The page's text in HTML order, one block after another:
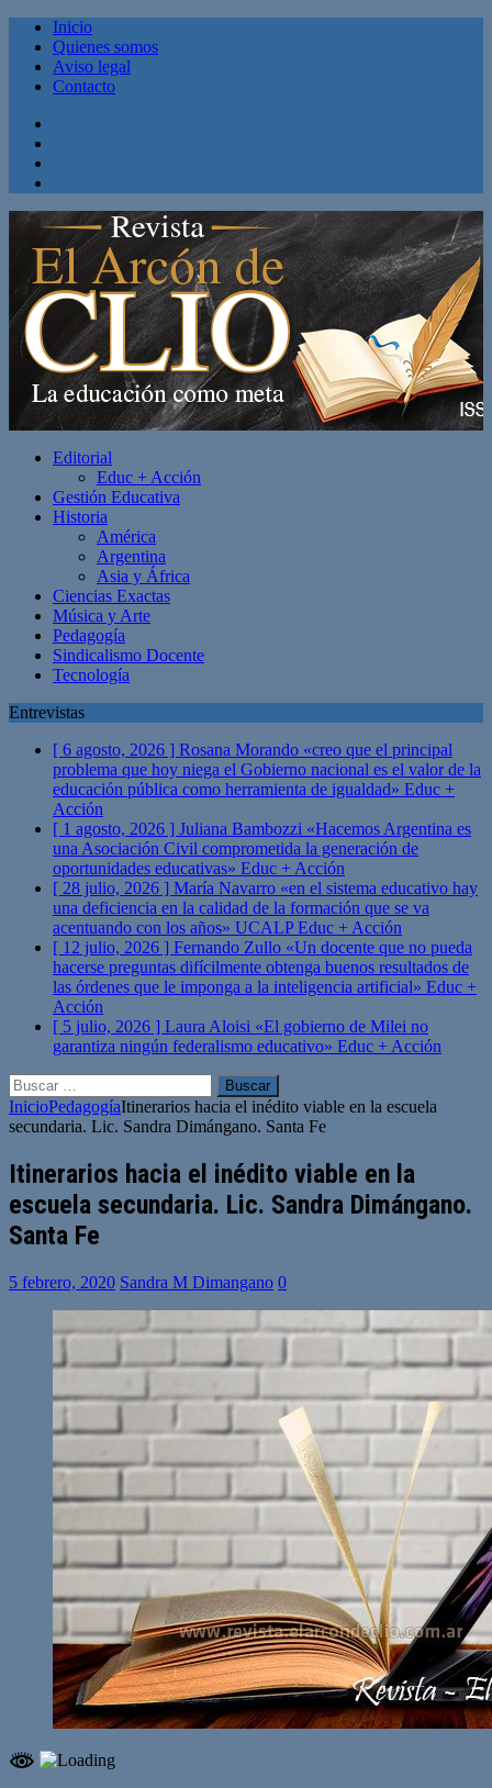
Inicio
Quienes somos
Aviso legal
Contacto
Editorial
Educ + Acción
Gestión Educativa
Historia
América
Argentina
Asia y África
Ciencias Exactas
Música y Arte
Pedagogía
Sindicalismo Docente
Tecnología
Entrevistas
[ 6 agosto, 2026 ] Rosana Morando «creo que el principal
problema que hoy niega el Gobierno nacional es el valor de la
educación pública como herramienta de igualdad» Educ +
Acción
[ 1 agosto, 2026 ] Juliana Bambozzi «Hacemos Argentina es
una Asociación Civil comprometida la generación de
oportunidades educativas» Educ + Acción
[ 28 julio, 2026 ] María Navarro «en el sistema educativo hay
una deficiencia en la calidad de la formación que se va
acentuando con los años» UCALPEduc + Acción
[ 12 julio, 2026 ] Fernando Zullo «Un docente que no pueda
hacerse preguntas difícilmente obtenga buenos resultados de
las órdenes que le imponga a la inteligencia artificial» Educ +
Acción
[ 5 julio, 2026 ] Laura Aloisi «El gobierno de Milei no
garantiza ningún federalismo educativo» Educ + Acción
Buscar:
InicioPedagogíaItinerarios hacia el inédito viable en la escuela
secundaria. Lic. Sandra Dimángano. Santa Fe
Itinerarios hacia el inédito viable en la
escuela secundaria. Lic. Sandra Dimángano.
Santa Fe
5 febrero, 2020 Sandra M Dimangano 0